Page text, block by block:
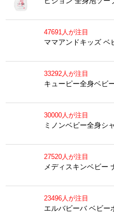
47691人が注目
ママアンドキッズ ベ
33292人が注目
キューピー全身ベビ
30000人が注目
ミノンベビー全身シ
27520人が注目
メディスキンベビー
23496人が注目
エルバビーバ ベビー